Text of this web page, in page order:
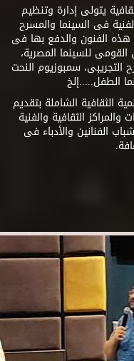
يتولى إدارة وتنظيم
فى السينما والمسرح
الفنون والدفع بها فى
القومى للسينما المصرية،
سمبوزيوم النحت
الطفل.....إلخ
الثقافية الشاملة بتقديم
الثقافية والفنية
الفنانين والأدباء فى